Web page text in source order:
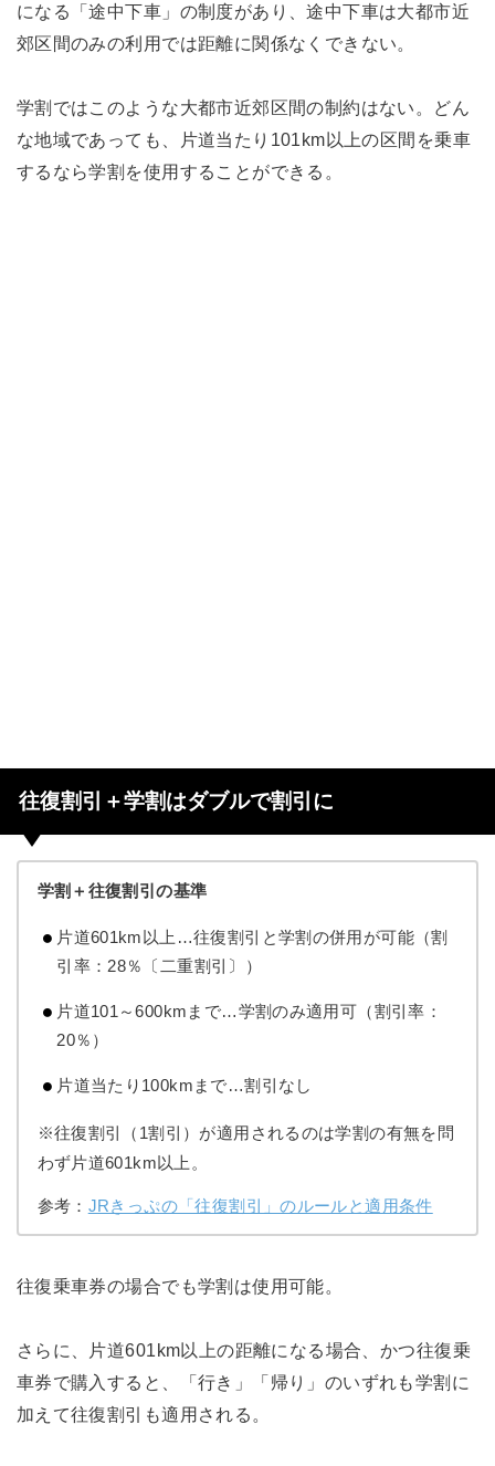
になる「途中下車」の制度があり、途中下車は大都市近
郊区間のみの利用では距離に関係なくできない。
学割ではこのような大都市近郊区間の制約はない。どん
な地域であっても、片道当たり101km以上の区間を乗車
するなら学割を使用することができる。
往復割引＋学割はダブルで割引に
学割＋往復割引の基準
片道601km以上…往復割引と学割の併用が可能（割
引率：28％〔二重割引〕）
片道101～600kmまで…学割のみ適用可（割引率：
20％）
片道当たり100kmまで…割引なし
※往復割引（1割引）が適用されるのは学割の有無を問
わず片道601km以上。
参考： JRきっぷの「往復割引」のルールと適用条件
往復乗車券の場合でも学割は使用可能。
さらに、片道601km以上の距離になる場合、かつ往復乗
車券で購入すると、「行き」「帰り」のいずれも学割に
加えて往復割引も適用される。